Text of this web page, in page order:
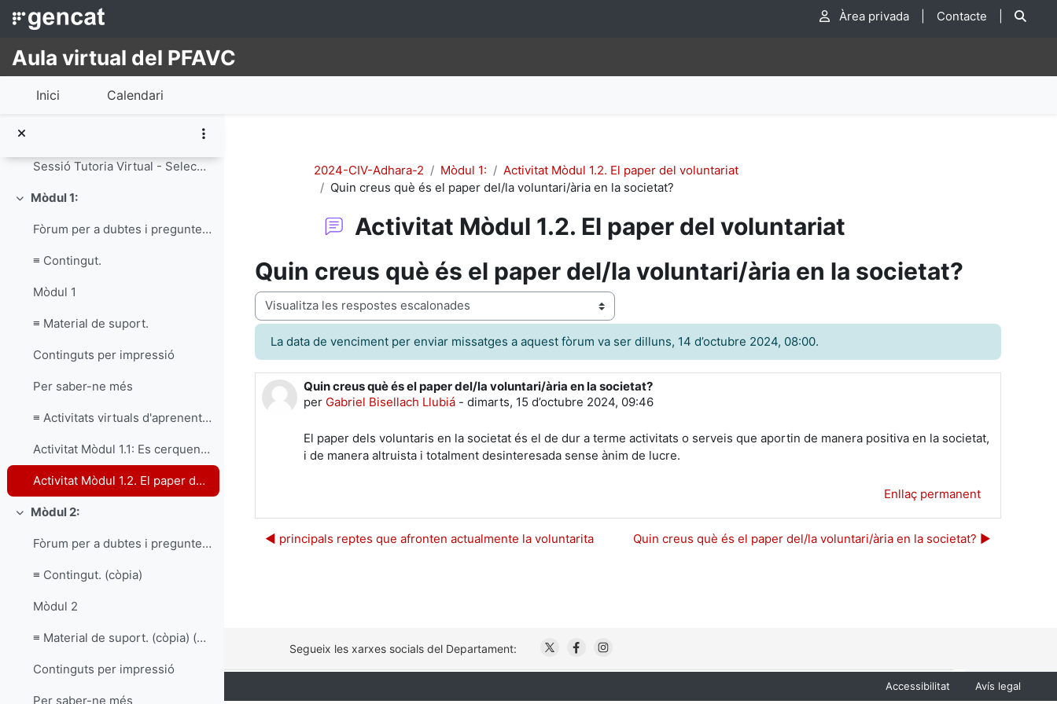
Ves al contingut principal
Àrea privada Contacte
Aula virtual del PFAVC
Inici Calendari
Redueix
General
Guia Moodle
Guia del Curs d'Iniciació al Voluntariat
Sessió Tutoria Virtual - Selecciona la teva opció.
Redueix
Mòdul 1:
Fòrum per a dubtes i preguntes de la unitat
≡ Contingut.
Mòdul 1
≡ Material de suport.
Continguts per impressió
Per saber-ne més
≡ Activitats virtuals d'aprenentatge.
Activitat Mòdul 1.1: Es cerquen voluntaris/voluntàries
Activitat Mòdul 1.2. El paper del voluntariat
Redueix
Mòdul 2:
Fòrum per a dubtes i preguntes de la unitat
≡ Contingut. (còpia)
Mòdul 2
≡ Material de suport. (còpia) (còpia)
Continguts per impressió
Per saber-ne més
2024-CIV-Adhara-2 Mòdul 1:
Activitat Mòdul 1.2. El paper del voluntariat
Quin creus què és el paper del/la voluntari/ària en la societat?
Activitat Mòdul 1.2. El paper del voluntariat
Quin creus què és el paper del/la voluntari/ària en la societat?
Mode de visualització
La data de venciment per enviar missatges a aquest fòrum va ser dilluns, 14 d’octubre 2024, 08:00.
Quin creus què és el paper del/la voluntari/ària en la societat?
per Gabriel Bisellach Llubiá - dimarts, 15 d’octubre 2024, 09:46
Nombre de respostes: 0
El paper dels voluntaris en la societat és el de dur a terme activitats o serveis que aportin de manera positiva en la societat,
i de manera altruista i totalment desinteresada sense ànim de lucre.
Enllaç permanent
◀︎ principals reptes que afronten actualmente la voluntarita Quin creus què és el paper del/la voluntari/ària en la societat? ▶︎
Segueix les xarxes socials del Departament: . Obre en una nova finestra.
. Obre en una nova finestra.
Menu
Accessibilitat Avís legal